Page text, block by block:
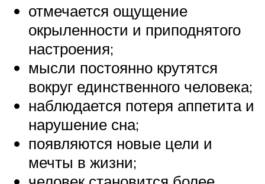
отмечается ощущение
окрыленности и приподнятого
настроения;
мысли постоянно крутятся
вокруг единственного человека;
наблюдается потеря аппетита и
нарушение сна;
появляются новые цели и
мечты в жизни;